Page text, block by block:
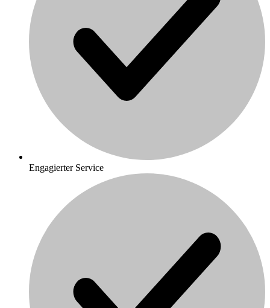
Engagierter Service